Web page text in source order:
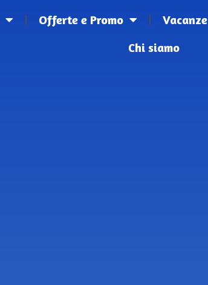
Offerte e Promo Vacanze
Chi siamo